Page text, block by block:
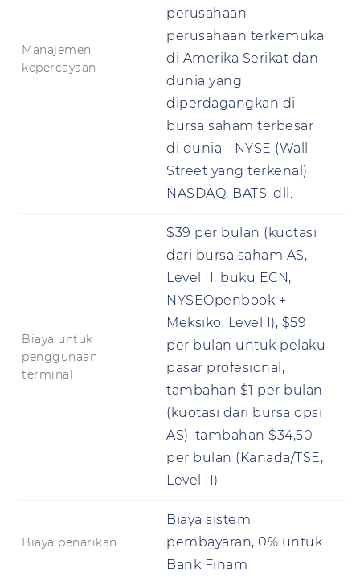
Manajemen
kepercayaan
perusahaan-
perusahaan terkemuka
di Amerika Serikat dan
dunia yang
diperdagangkan di
bursa saham terbesar
di dunia - NYSE (Wall
Street yang terkenal),
NASDAQ, BATS, dll.
Biaya untuk
penggunaan
terminal
$39 per bulan (kuotasi
dari bursa saham AS,
Level II, buku ECN,
NYSEOpenbook +
Meksiko, Level I), $59
per bulan untuk pelaku
pasar profesional,
tambahan $1 per bulan
(kuotasi dari bursa opsi
AS), tambahan $34,50
per bulan (Kanada/TSE,
Level II)
Biaya penarikan
Biaya sistem
pembayaran, 0% untuk
Bank Finam